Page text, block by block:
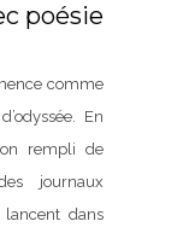
poésie
comme
En
rempli de
journaux
lancent dans